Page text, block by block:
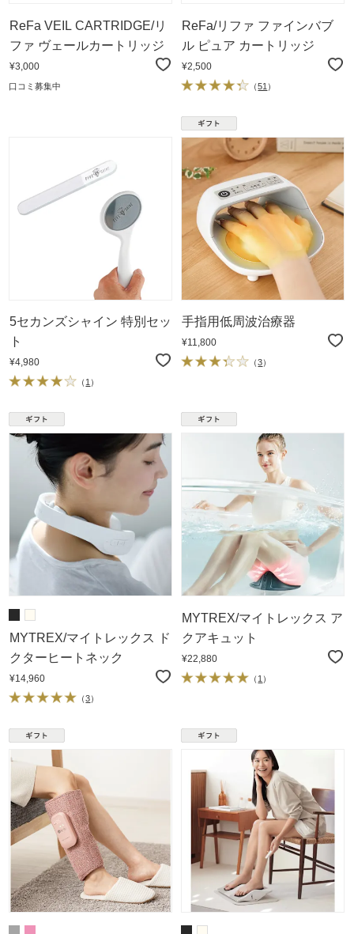
ReFa VEIL CARTRIDGE/リ
ファ ヴェールカートリッジ
¥3,000
口コミ募集中
ReFa/リファ ファインバブ
ル ピュア カートリッジ
¥2,500
（51 ）
5セカンズシャイン 特別セッ
ト
¥4,980
（ 1 ）
手指用低周波治療器
¥11,800
（3）
MYTREX/マイトレックス ド
クターヒートネック
¥14,960
（3）
MYTREX/マイトレックス ア
クアキュット
¥22,880
（ 1 ）